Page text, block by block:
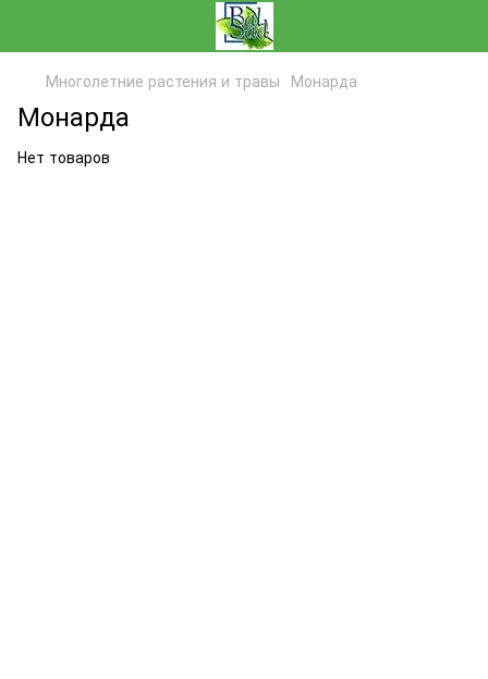
Многолетние растения и травы Монарда
Монарда
Нет товаров